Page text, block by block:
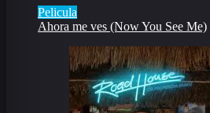
Pelicula
Ahora me ves (Now You See Me)